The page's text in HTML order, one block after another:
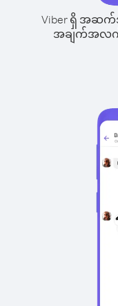
Viber ရှိ အဆ
အချက်အလက်